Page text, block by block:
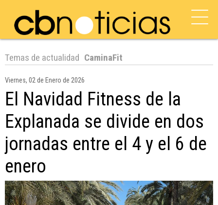
Temas de actualidad CaminaFit
Viernes, 02 de Enero de 2026
El Navidad Fitness de la
Explanada se divide en dos
jornadas entre el 4 y el 6 de
enero